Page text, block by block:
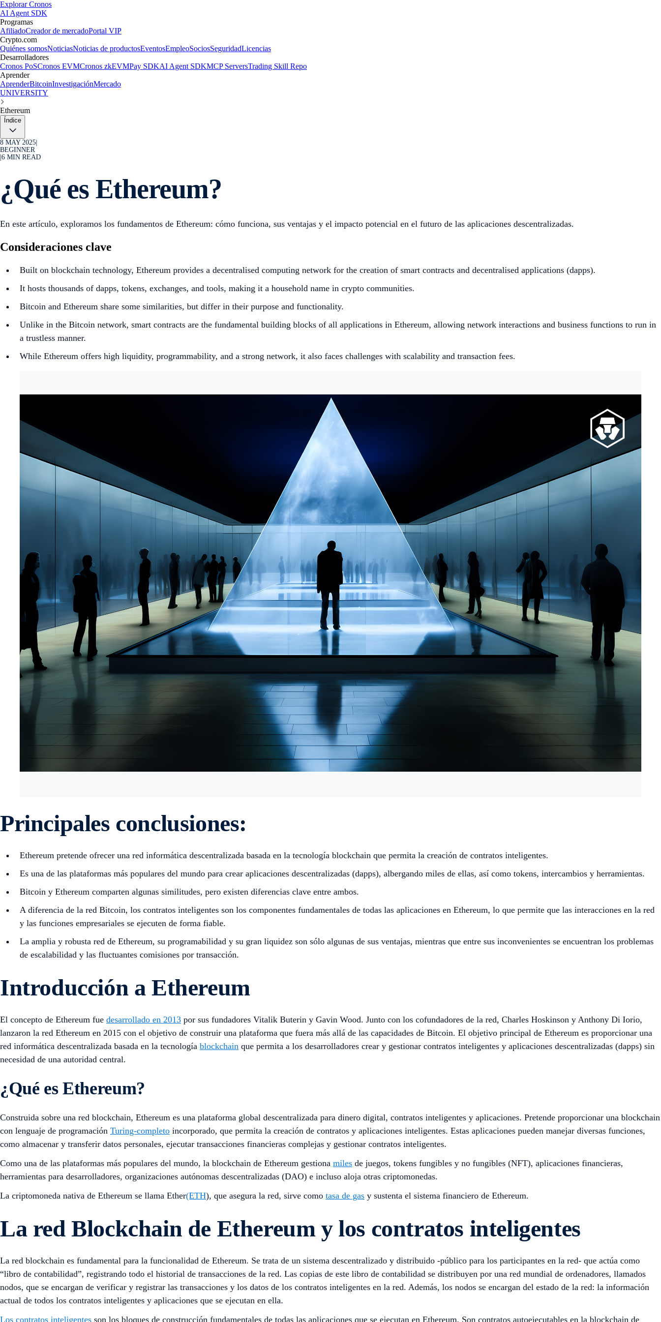
Explorar Cronos
AI Agent SDK
Programas
AfiliadoCreador de mercadoPortal VIP
Crypto.com
Quiénes somosNoticiasNoticias de productosEventosEmpleoSociosSeguridadLicencias
Desarrolladores
Cronos PoSCronos EVMCronos zkEVMPay SDKAI Agent SDKMCP ServersTrading Skill Repo
Aprender
AprenderBitcoinInvestigaciónMercado
UNIVERSITY
Ethereum
Índice
8 MAY 2025
BEGINNER
6 MIN READ
¿Qué es Ethereum?
En este artículo, exploramos los fundamentos de Ethereum: cómo funciona, sus ventajas y el impacto potencial en el futuro de las aplicaciones descentralizadas.
Consideraciones clave
Built on blockchain technology, Ethereum provides a decentralised computing network for the creation of smart contracts and decentralised applications (dapps).
It hosts thousands of dapps, tokens, exchanges, and tools, making it a household name in crypto communities.
Bitcoin and Ethereum share some similarities, but differ in their purpose and functionality.
Unlike in the Bitcoin network, smart contracts are the fundamental building blocks of all applications in Ethereum, allowing network interactions and business functions to run in
a trustless manner.
While Ethereum offers high liquidity, programmability, and a strong network, it also faces challenges with scalability and transaction fees.
Principales conclusiones:
Ethereum pretende ofrecer una red informática descentralizada basada en la tecnología blockchain que permita la creación de contratos inteligentes.
Es una de las plataformas más populares del mundo para crear aplicaciones descentralizadas (dapps), albergando miles de ellas, así como tokens, intercambios y herramientas.
Bitcoin y Ethereum comparten algunas similitudes, pero existen diferencias clave entre ambos.
A diferencia de la red Bitcoin, los contratos inteligentes son los componentes fundamentales de todas las aplicaciones en Ethereum, lo que permite que las interacciones en la red
y las funciones empresariales se ejecuten de forma fiable.
La amplia y robusta red de Ethereum, su programabilidad y su gran liquidez son sólo algunas de sus ventajas, mientras que entre sus inconvenientes se encuentran los problemas
de escalabilidad y las fluctuantes comisiones por transacción.
Introducción a Ethereum
El concepto de Ethereum fue desarrollado en 2013 por sus fundadores Vitalik Buterin y Gavin Wood. Junto con los cofundadores de la red, Charles Hoskinson y Anthony Di Iorio,
lanzaron la red Ethereum en 2015 con el objetivo de construir una plataforma que fuera más allá de las capacidades de Bitcoin. El objetivo principal de Ethereum es proporcionar una
red informática descentralizada basada en la tecnología blockchain que permita a los desarrolladores crear y gestionar contratos inteligentes y aplicaciones descentralizadas (dapps) sin
necesidad de una autoridad central.
¿Qué es Ethereum?
Construida sobre una red blockchain, Ethereum es una plataforma global descentralizada para dinero digital, contratos inteligentes y aplicaciones. Pretende proporcionar una blockchain
con lenguaje de programación Turing-completo incorporado, que permita la creación de contratos y aplicaciones inteligentes. Estas aplicaciones pueden manejar diversas funciones,
como almacenar y transferir datos personales, ejecutar transacciones financieras complejas y gestionar contratos inteligentes.
Como una de las plataformas más populares del mundo, la blockchain de Ethereum gestiona miles de juegos, tokens fungibles y no fungibles (NFT), aplicaciones financieras,
herramientas para desarrolladores, organizaciones autónomas descentralizadas (DAO) e incluso aloja otras criptomonedas.
La criptomoneda nativa de Ethereum se llama Ether(ETH), que asegura la red, sirve como tasa de gas y sustenta el sistema financiero de Ethereum.
La red Blockchain de Ethereum y los contratos inteligentes
La red blockchain es fundamental para la funcionalidad de Ethereum. Se trata de un sistema descentralizado y distribuido -público para los participantes en la red- que actúa como
“libro de contabilidad”, registrando todo el historial de transacciones de la red. Las copias de este libro de contabilidad se distribuyen por una red mundial de ordenadores, llamados
nodos, que se encargan de verificar y registrar las transacciones y los datos de los contratos inteligentes en la red. Además, los nodos se encargan del estado de la red: la información
actual de todos los contratos inteligentes y aplicaciones que se ejecutan en ella.
Los contratos inteligentes son los bloques de construcción fundamentales de todas las aplicaciones que se ejecutan en Ethereum. Son contratos autoejecutables en la blockchain de